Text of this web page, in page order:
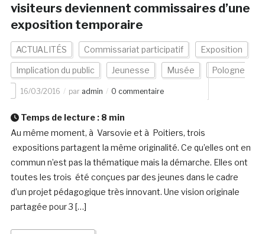
visiteurs deviennent commissaires d’une
exposition temporaire
ACTUALITÉS Commissariat participatif Exposition
Implication du public Jeunesse Musée Pologne
16/03/2016 par admin 0 commentaire
Temps de lecture : 8 min
Au même moment, à Varsovie et à Poitiers, trois
expositions partagent la même originalité. Ce qu’elles ont en
commun n’est pas la thématique mais la démarche. Elles ont
toutes les trois été conçues par des jeunes dans le cadre
d’un projet pédagogique très innovant. Une vision originale
partagée pour 3 […]